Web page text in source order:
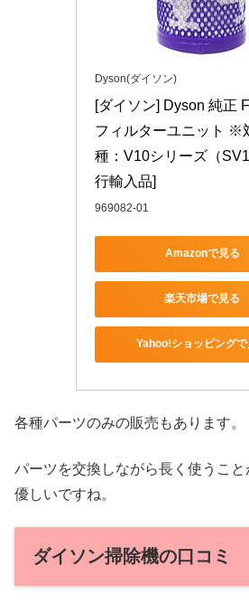
Dyson(ダイソン)
[ダイソン] Dyson 純正
フィルターユニット ※
種：V10シリーズ（
行輸入品]
969082-01
Amazonで見る
楽天市場で見る
Yahoo!ショッピングで
各種パーツのみの販売もあります。
パーツを交換しながら長く使うこ
優しいですね。
ダイソン掃除機の口コミ